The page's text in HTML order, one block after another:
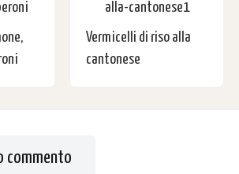
Vermicelli di riso alla
cantonese
commento